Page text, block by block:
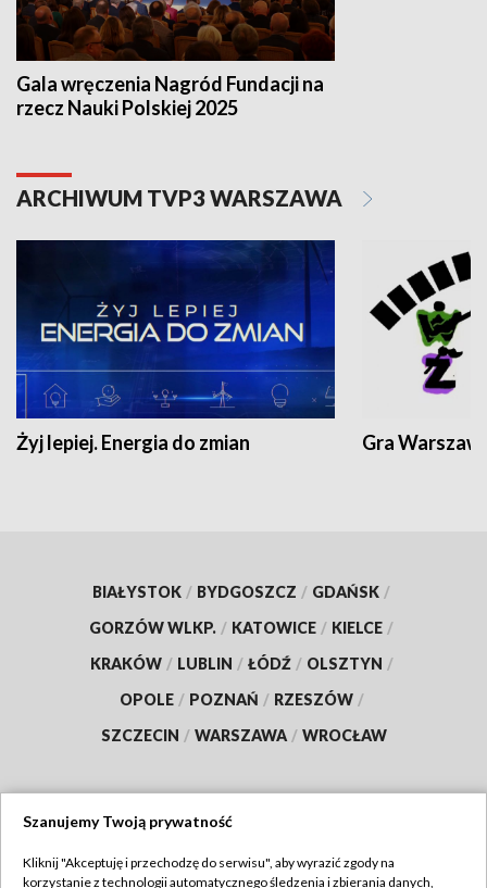
Gala wręczenia Nagród Fundacji na
rzecz Nauki Polskiej 2025
ARCHIWUM TVP3 WARSZAWA
Żyj lepiej. Energia do zmian Gra
BIAŁYSTOK / BYDGOSZCZ / GDAŃSK /
GORZÓW WLKP. / KATOWICE / KIELCE /
KRAKÓW / LUBLIN / ŁÓDŹ / OLSZTYN /
OPOLE / POZNAŃ / RZESZÓW /
SZCZECIN / WARSZAWA / WROCŁAW
Szanujemy Twoją prywatność
Kliknij "Akceptuję i przechodzę do serwisu", aby wyrazić zgody na
korzystanie z technologii automatycznego śledzenia i zbierania danych,